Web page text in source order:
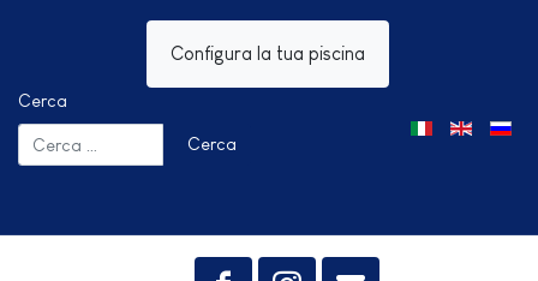
Configura la tua piscina
Cerca
Cerca
Seleziona la tua